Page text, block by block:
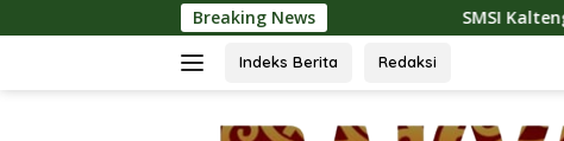
ke
Breaking NewsSMSI Kalteng dan Bidan Sean
Indeks Berita Redaksi